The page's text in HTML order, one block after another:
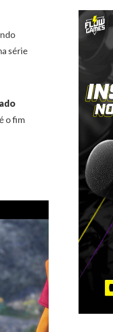
série
o fim